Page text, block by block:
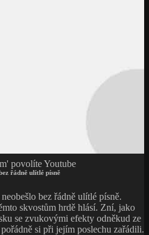
povolíte Youtube
řádně ulítlé písně
bez řádně ulítlé písně.
skvostům hrdě hlásí. Zní, jako
se zvukovými efekty odněkud ze
si při jejím poslechu zařádili.